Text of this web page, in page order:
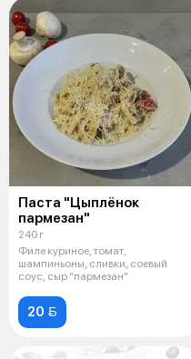
Паста "Цыплёнок
пармезан"
240 г
Филе куриное, томат,
шампиньоны, сливки, соевый
соус, сыр "пармезан"
20 